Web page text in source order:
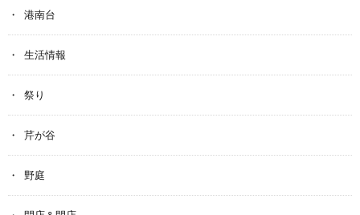
港南台
生活情報
祭り
芹が谷
野庭